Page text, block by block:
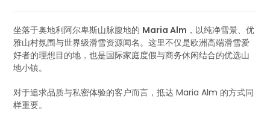
坐落于奥地利阿尔卑斯山脉腹地的 Maria Alm ，以纯净雪景、优
雅山村氛围与世界级滑雪资源闻名。这里不仅是欧洲高端滑雪爱
好者的理想目的地，也是国际家庭度假与商务休闲结合的优选山
地小镇。
对于追求品质与私密体验的客户而言，抵达 Maria Alm 的方式同
样重要。